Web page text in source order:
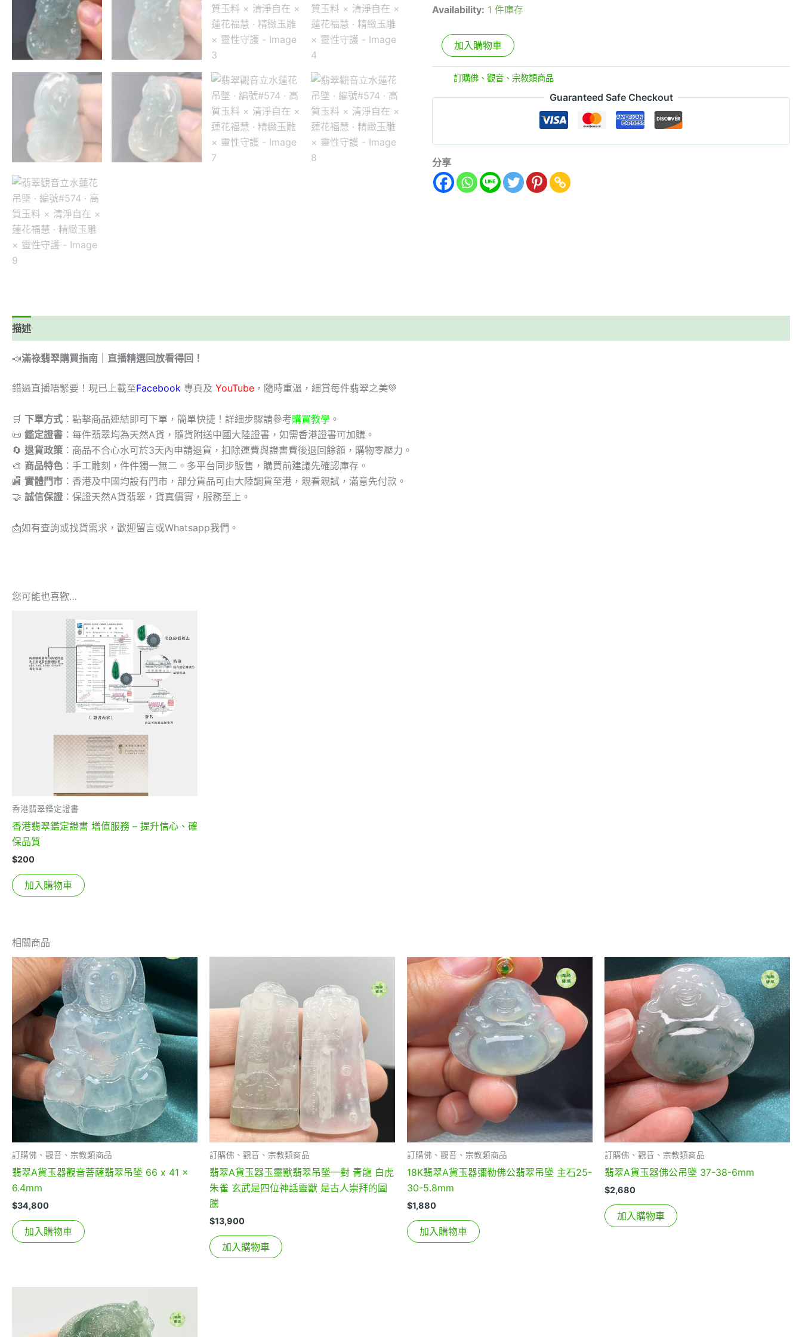
Availability: 1 件庫存
加入購物車
分類:訂購佛、觀音、宗教類商品
Guaranteed Safe Checkout
分享
描述
📣滿祿翡翠購買指南｜直播精選回放看得回！
錯過直播唔緊要！現已上載至Facebook 專頁及 YouTube ，隨時重溫，細賞每件翡翠之美💚
🛒 下單方式 ：點擊商品連結即可下單，簡單快捷！詳細步驟請參考購買教學 。
📜 鑑定證書 ：每件翡翠均為天然A貨，隨貨附送中國大陸證書，如需香港證書可加購。
🔄 退貨政策 ：商品不合心水可於3天內申請退貨，扣除運費與證書費後退回餘額，購物零壓力。
🎨 商品特色 ：手工雕刻，件件獨一無二。多平台同步販售，購買前建議先確認庫存。
🏬 實體門市 ：香港及中國均設有門市，部分貨品可由大陸調貨至港，親看親試，滿意先付款。
🤝 誠信保證 ：保證天然A貨翡翠，貨真價實，服務至上。
📩如有查詢或找貨需求，歡迎留言或Whatsapp我們。
您可能也喜歡…
香港翡翠鑑定證書
香港翡翠鑑定證書 增值服務 – 提升信心、確
保品質
$200
加入購物車
相關商品
訂購佛、觀音、宗教類商品
翡翠A貨玉器觀音菩薩翡翠吊墜 66 x 41 x
6.4mm
$34,800
加入購物車
訂購佛、觀音、宗教類商品
翡翠A貨玉器玉靈獸翡翠吊墜一對 青龍 白虎
朱雀 玄武是四位神話靈獸 是古人崇拜的圖
騰
$13,900
加入購物車
訂購佛、觀音、宗教類商品
18K翡翠A貨玉器彌勒佛公翡翠吊墜 主石25-
30-5.8mm
$1,880
加入購物車
訂購佛、觀音、宗教類商品
翡翠A貨玉器佛公吊墜 37-38-6mm
$2,680
加入購物車